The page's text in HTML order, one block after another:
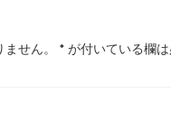
せん。 * が付いている欄